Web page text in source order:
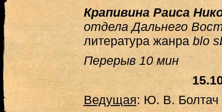
Крапивина Раиса
отдела Дальнего
литература жанра blo
Перерыв 10 мин
Ведущая: Ю. В. Болтач